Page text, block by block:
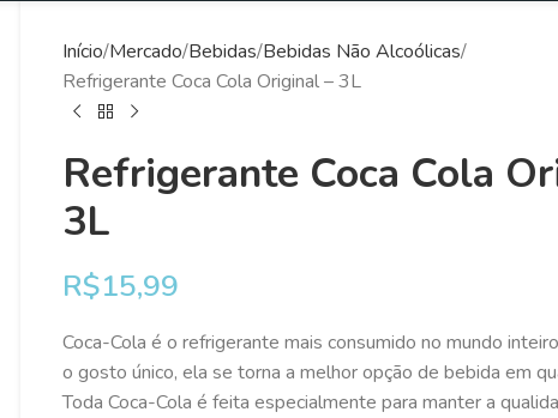
Início Mercado Bebidas Bebidas Não Alcoólicas
Refrigerante Coca Cola Original – 3L
Refrigerante Coca Cola
3L
R$15,99
Coca-Cola é o refrigerante mais consumido no mundo
o gosto único, ela se torna a melhor opção de bebida em
Toda Coca-Cola é feita especialmente para manter a